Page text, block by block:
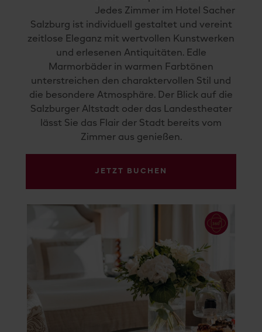
Jedes Zimmer im Hotel Sacher
Salzburg ist individuell gestaltet und vereint
zeitlose Eleganz mit wertvollen Kunstwerken
und erlesenen Antiquitäten. Edle
Marmorbäder in warmen Farbtönen
unterstreichen den charaktervollen Stil und
die besondere Atmosphäre. Der Blick auf die
Salzburger Altstadt oder das Landestheater
lässt Sie das Flair der Stadt bereits vom
Zimmer aus genießen.
JETZT BUCHEN